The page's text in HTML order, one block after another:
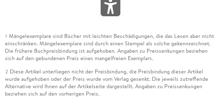
1 Mängelexemplare sind Bücher mit leichten Beschädigungen, die das Lesen aber nicht
einschränken. Mängelexemplare sind durch einen Stempel als solche gekennzeichnet.
Die frühere Buchpreisbindung ist aufgehoben. Angaben zu Preissenkungen beziehen
sich auf den gebundenen Preis eines mangelfreien Exemplars.
2 Diese Artikel unterliegen nicht der Preisbindung, die Preisbindung dieser Artikel
wurde aufgehoben oder der Preis wurde vom Verlag gesenkt. Die jeweils zutreffende
Alternative wird Ihnen auf der Artikelseite dargestellt. Angaben zu Preissenkungen
beziehen sich auf den vorherigen Preis.